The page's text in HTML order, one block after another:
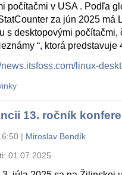
počítačmi v USA . Podľa
za jún 2025 má
s desktopovými počítačmi,
“, ktorá predstavuje
news.itsfoss.com/linux-
13. ročník
| Miroslav Bendík
01.07.2025